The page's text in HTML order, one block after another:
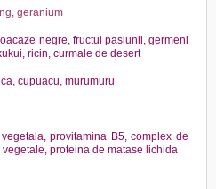
geranium
negre, fructul pasiunii, germeni
ricin, curmale de desert
cupuacu, murumuru
provitamina B5, complex de
proteina de matase lichida